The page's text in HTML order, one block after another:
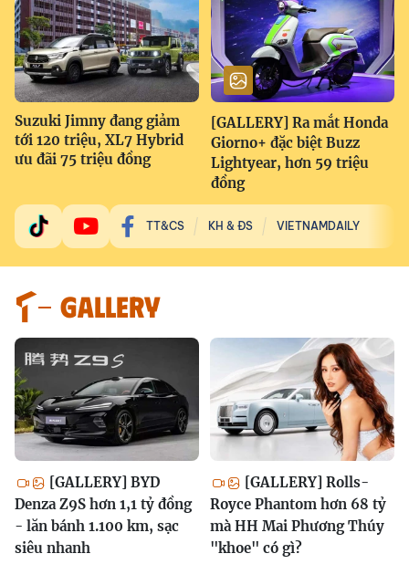
Suzuki Jimny đang giảm
tới 120 triệu, XL7 Hybrid
ưu đãi 75 triệu đồng
[GALLERY] Ra mắt Honda
Giorno+ đặc biệt Buzz
Lightyear, hơn 59 triệu
đồng
TT&CS KH & ĐS VIETNAMDAILY
GALLERY
[GALLERY] BYD
Denza Z9S hơn 1,1 tỷ đồng
- lăn bánh 1.100 km, sạc
siêu nhanh
[GALLERY] Rolls-
Royce Phantom hơn 68 tỷ
mà HH Mai Phương Thúy
"khoe" có gì?